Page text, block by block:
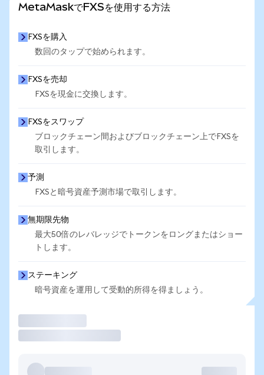
MetaMaskでFXSを使用する方法
FXSを購入
数回のタップで始められます。
FXSを売却
FXSを現金に交換します。
FXSをスワップ
ブロックチェーン間およびブロックチェーン上でFXSを
取引します。
予測
FXSと暗号資産予測市場で取引します。
無期限先物
最大50倍のレバレッジでトークンをロングまたはショー
トします。
ステーキング
暗号資産を運用して受動的所得を得ましょう。